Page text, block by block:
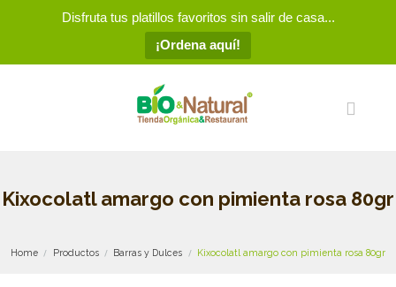
Disfruta tus platillos favoritos sin salir de casa...
¡Ordena aquí!
Kixocolatl amargo con pimienta rosa 80gr
Home Productos Barras y Dulces Kixocolatl amargo con pimienta rosa 80gr